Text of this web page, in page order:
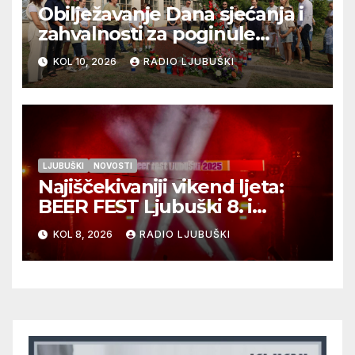
Obilježavanje Dana sjećanja i
zahvalnosti za poginule
ljubuške branitelje u Čapljini
u petak 14.kolovoza 2026.
KOL 10, 2026 RADIO LJUBUŠKI
LJUBUŠKI NOVOSTI
Najiščekivaniji vikend ljeta:
BEER FEST Ljubuški 8. i
9.kolovoza
KOL 8, 2026 RADIO LJUBUŠKI